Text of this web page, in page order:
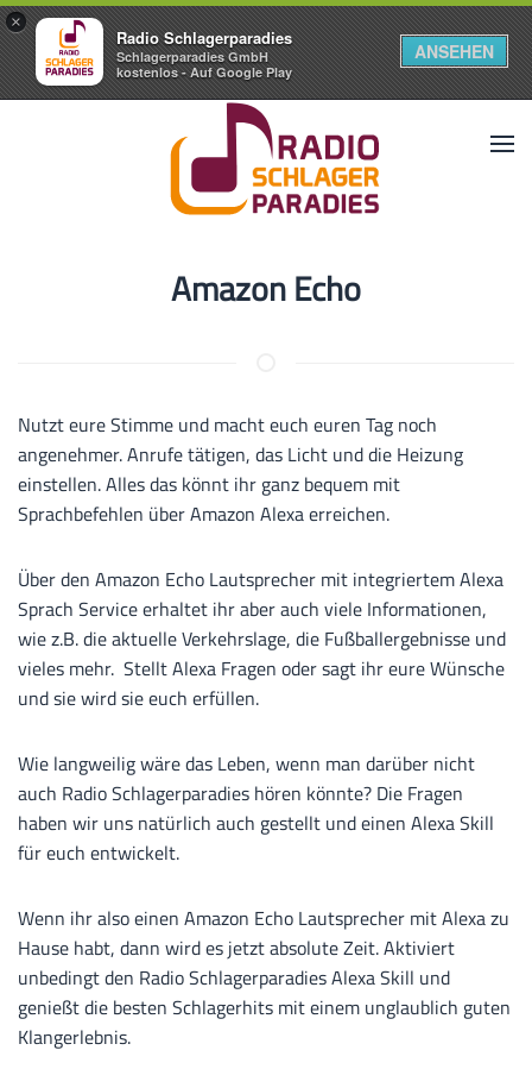
×
Radio Schlagerparadies
Schlagerparadies GmbH
kostenlos - Auf Google Play
ANSEHEN
Amazon Echo
Nutzt eure Stimme und macht euch euren Tag noch
angenehmer. Anrufe tätigen, das Licht und die Heizung
einstellen. Alles das könnt ihr ganz bequem mit
Sprachbefehlen über Amazon Alexa erreichen.
Über den Amazon Echo Lautsprecher mit integriertem Alexa
Sprach Service erhaltet ihr aber auch viele Informationen,
wie z.B. die aktuelle Verkehrslage, die Fußballergebnisse und
vieles mehr. Stellt Alexa Fragen oder sagt ihr eure Wünsche
und sie wird sie euch erfüllen.
Wie langweilig wäre das Leben, wenn man darüber nicht
auch Radio Schlagerparadies hören könnte? Die Fragen
haben wir uns natürlich auch gestellt und einen Alexa Skill
für euch entwickelt.
Wenn ihr also einen Amazon Echo Lautsprecher mit Alexa zu
Hause habt, dann wird es jetzt absolute Zeit. Aktiviert
unbedingt den Radio Schlagerparadies Alexa Skill und
genießt die besten Schlagerhits mit einem unglaublich guten
Klangerlebnis.